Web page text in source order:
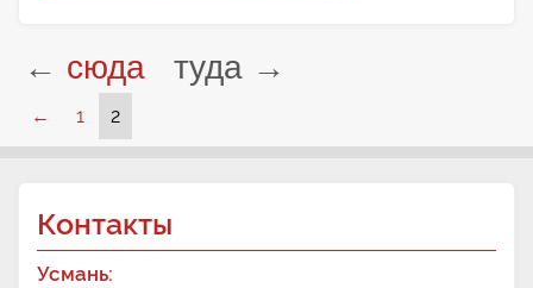
← сюда туда →
← 1 2
Контакты
Усмань: